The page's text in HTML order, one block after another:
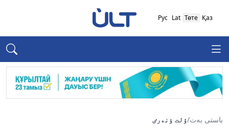
Қаз
Төте
Lat
Рус
باستى بەت/ۇلت ٶنەرٸ